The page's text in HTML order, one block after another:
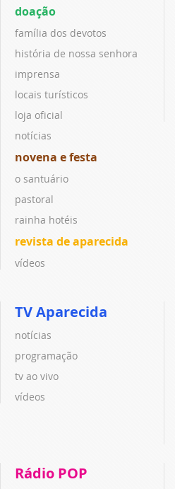
doação
família dos devotos
história de nossa senhora
imprensa
locais turísticos
loja oficial
notícias
novena e festa
o santuário
pastoral
rainha hotéis
revista de aparecida
vídeos
TV Aparecida
notícias
programação
tv ao vivo
vídeos
Rádio POP